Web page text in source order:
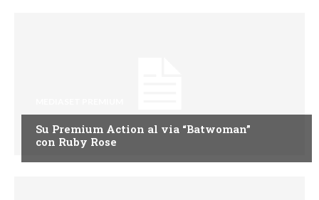
Su Premium Action al via “Batwoman”
con Ruby Rose